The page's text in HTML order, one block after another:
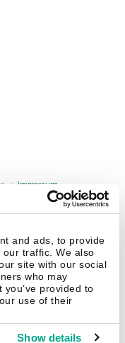
and ads, to provide
traffic. We also
site with our social
who may
provided to
use of their
Show details
Impressum
Lizenzvereinbarung B2B